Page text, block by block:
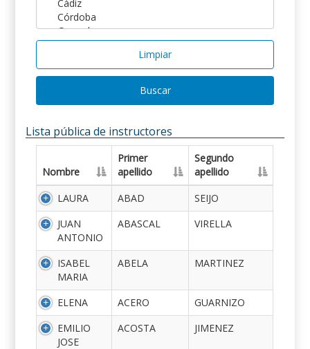
Limpiar
Buscar
Lista pública de instructores
Nombre
Primer
apellido
Segundo
apellido
LAURA
ABAD
SEIJO
JUAN
ANTONIO
ABASCAL VIRELLA
ISABEL
MARIA
ABELA MARTINEZ
ELENA ACERO
GUARNIZO
EMILIO
JOSE
ACOSTA JIMENEZ